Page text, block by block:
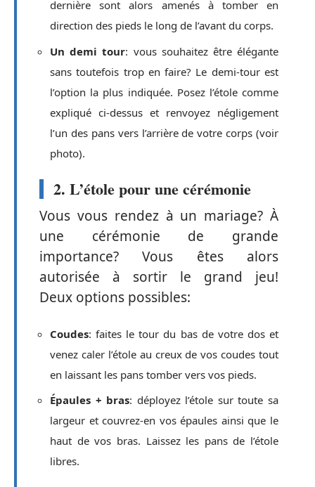
dernière sont alors amenés à tomber en
direction des pieds le long de l’avant du corps.
Un demi tour: vous souhaitez être élégante
sans toutefois trop en faire? Le demi-tour est
l’option la plus indiquée. Posez l’étole comme
expliqué ci-dessus et renvoyez négligement
l’un des pans vers l’arrière de votre corps (voir
photo).
2. L’étole pour une cérémonie
Vous vous rendez à un mariage? À
une cérémonie de grande
importance? Vous êtes alors
autorisée à sortir le grand jeu!
Deux options possibles:
Coudes: faites le tour du bas de votre dos et
venez caler l’étole au creux de vos coudes tout
en laissant les pans tomber vers vos pieds.
Épaules + bras: déployez l’étole sur toute sa
largeur et couvrez-en vos épaules ainsi que le
haut de vos bras. Laissez les pans de l’étole
libres.